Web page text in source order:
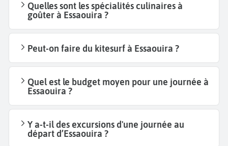
Quelles sont les spécialités culinaires à
goûter à Essaouira ?
Peut-on faire du kitesurf à Essaouira ?
Quel est le budget moyen pour une journée à
Essaouira ?
Y a-t-il des excursions d'une journée au
départ d’Essaouira ?